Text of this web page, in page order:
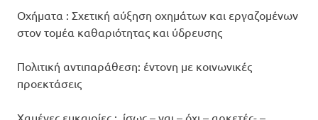
Οχήματα : Σχετική αύξηση οχημάτων και εργαζομένων
στον τομέα καθαριότητας και ύδρευσης
Πολιτική αντιπαράθεση: έντονη με κοινωνικές
προεκτάσεις
Χαμένες ευκαιρίες : ίσως – ναι – όχι – αρκετές- –